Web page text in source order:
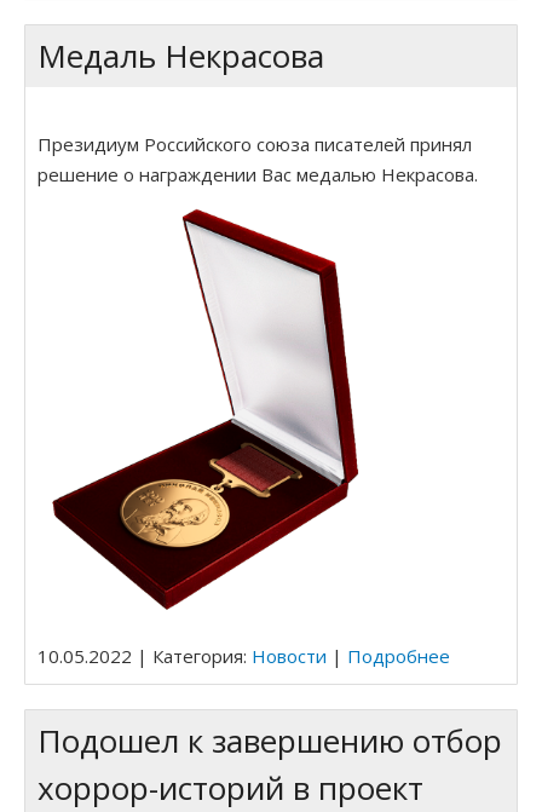
Как я искала маму в сказочном мире
Мой забытый подарок
Новогодние приключения Ночки
По ту сторону сознания
Двадцать лет спустя. Город, которого нет
Возвращение. Город, которого нет
За периметром. Город, которого нет
В ловушке. Город, которого нет
Медаль Некрасова
Президиум Российского союза писателей принял
решение о награждении Вас медалью Некрасова.
10.05.2022 | Категория: Новости | Подробнее
Подошел к завершению отбор
хоррор-историй в проект